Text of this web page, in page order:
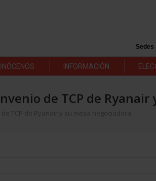
Sedes
INFORMACIÓN
de TCP de Ryanair
TCP de Ryanair y su mesa negociadora